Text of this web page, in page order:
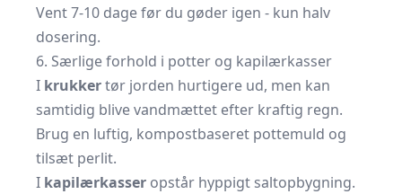
Vent 7-10 dage før du gøder igen - kun halv
dosering.
6. Særlige forhold i potter og kapilærkasser
I krukkertør jorden hurtigere ud, men kan
samtidig blive vandmættet efter kraftig regn.
Brug en luftig, kompost­baseret pottemuld og
tilsæt perlit.
I kapilærkasser opstår hyppigt saltopbygning.